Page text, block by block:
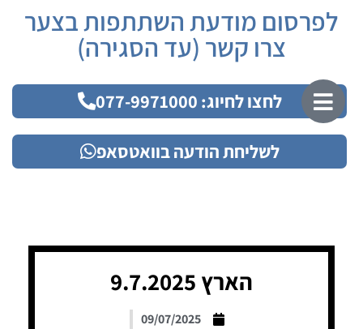
לפרסום מודעת השתתפות בצער
צרו קשר (עד הסגירה)
לחצו לחיוג: 077-9971000
לשליחת הודעה בוואטסאפ
הארץ 9.7.2025
09/07/2025